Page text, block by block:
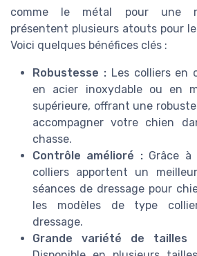
comme le métal pour une
présentent plusieurs atouts pour
Voici quelques bénéfices clés :
Robustesse :Les colliers en
en acier inoxydable ou en
supérieure, offrant une
accompagner votre chien
chasse.
Contrôle amélioré :Grâce à
colliers apportent un
séances de dressage pour
les modèles de type
dressage.
Grande variété de